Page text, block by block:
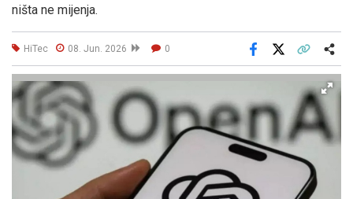
ništa ne mijenja.
HiTec 08. Jun. 2026 0
Facebook